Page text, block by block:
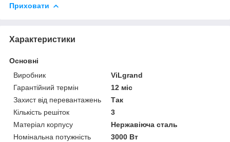
Приховати
Характеристики
Основні
Виробник
ViLgrand
Гарантійний термін
12 міс
Захист від перевантажень
Так
Кількість решіток
3
Матеріал корпусу
Нержавіюча сталь
Номінальна потужність
3000 Вт